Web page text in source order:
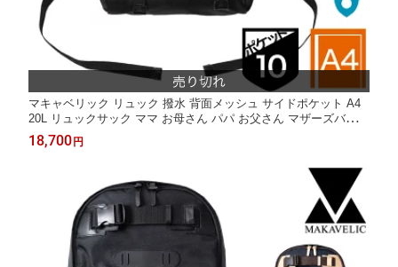
マキャベリック リュック 撥水 背面メッシュ サイドポケット A4
20L リュックサック ママ お母さん パパ お父さん マザーズバッグ
ファザーズバッグ MAKAVELIC TRUCKS DOUBLE BELT PMD M
IX DAYPACK 3120-10108 正規品 1年保証
18,700 円